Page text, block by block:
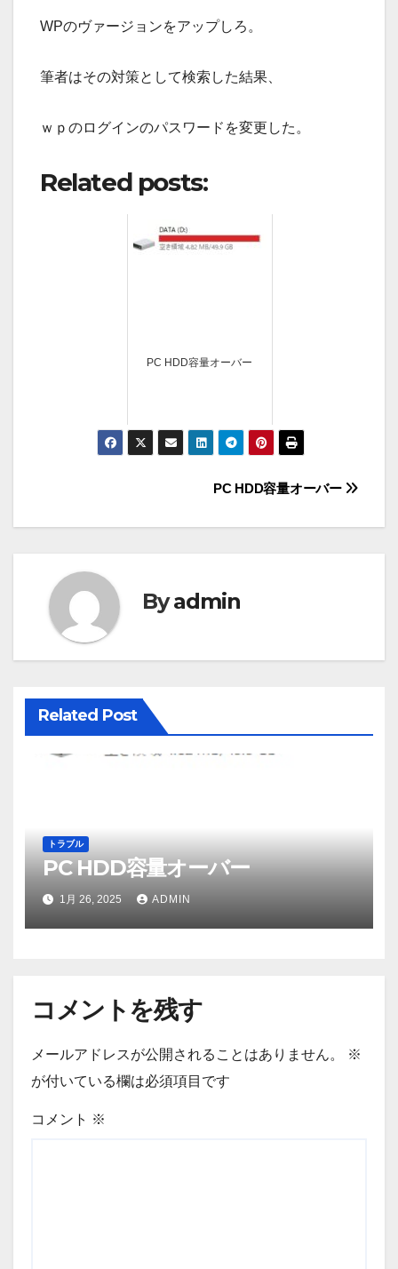
WPのヴァージョンをアップしろ。
筆者はその対策として検索した結果、
ｗｐのログインのパスワードを変更した。
Related posts:
PC HDD容量オーバー
稿
ナ
ビ
ゲ
シ
ョ
PC HDD容量オーバー
Byadmin
Related Post
トラブル
PC HDD容量オーバー
1月 26, 2025 ADMIN
コメントを残す
メールアドレスが公開されることはありません。
※
が付いている欄は必須項目です
コメント ※